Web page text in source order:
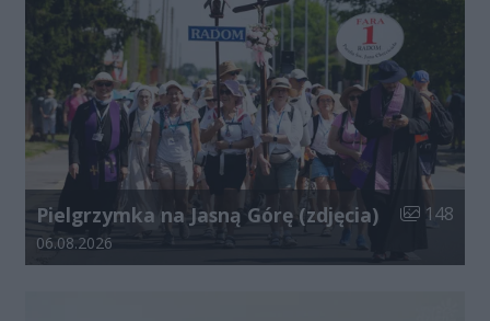
Pielgrzymka na Jasną Górę (zdjęcia) Liczba
148
Data dodania galerii:
06.08.2026